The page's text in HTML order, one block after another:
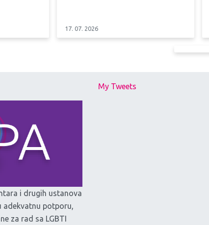
17. 07. 2026
i drugih ustanova
adekvatnu potporu,
za rad sa LGBTI
My Tweets